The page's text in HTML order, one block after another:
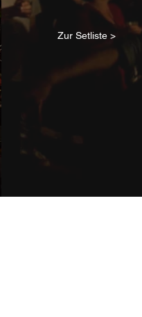
Zur Setliste >